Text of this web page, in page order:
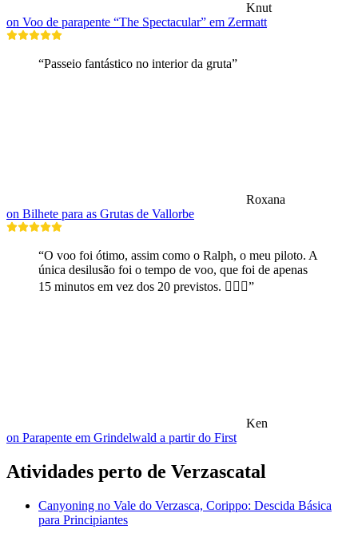
Knut
on Voo de parapente “The Spectacular” em Zermatt
“Passeio fantástico no interior da gruta”
Roxana
on Bilhete para as Grutas de Vallorbe
“O voo foi ótimo, assim como o Ralph, o meu piloto. A
única desilusão foi o tempo de voo, que foi de apenas
15 minutos em vez dos 20 previstos. 🤷🏼‍♂️”
Ken
on Parapente em Grindelwald a partir do First
Atividades perto de Verzascatal
Canyoning no Vale do Verzasca, Corippo: Descida Básica
para Principiantes